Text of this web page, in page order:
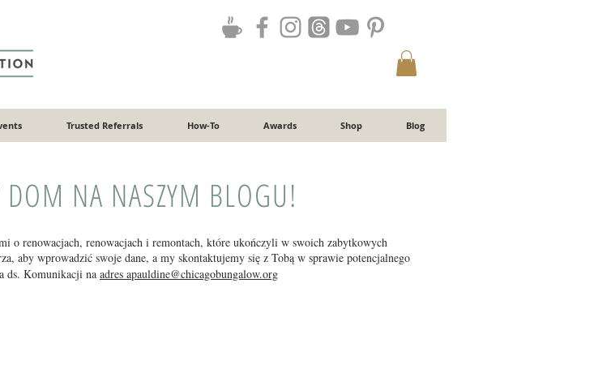
Trusted Referrals How-To Awards Shop Blog
DOM NA NASZYM BLOGU!
o renowacjach, renowacjach i remontach, które ukończyli w swoich zabytkowych
aby wprowadzić swoje dane, a my skontaktujemy się z Tobą w sprawie potencjalnego
ds. Komunikacji na adres apauldine@chicagobungalow.org